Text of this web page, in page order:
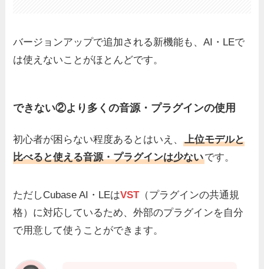
バージョンアップで追加される新機能も、AI・LEで
は使えないことがほとんどです。
できない②より多くの音源・プラグインの使用
初心者が困らない程度あるとはいえ、上位モデルと
比べると使える音源・プラグインは少ないです。
ただしCubase AI・LEはVST（プラグインの共通規
格）に対応しているため、外部のプラグインを自分
で用意して使うことができます。